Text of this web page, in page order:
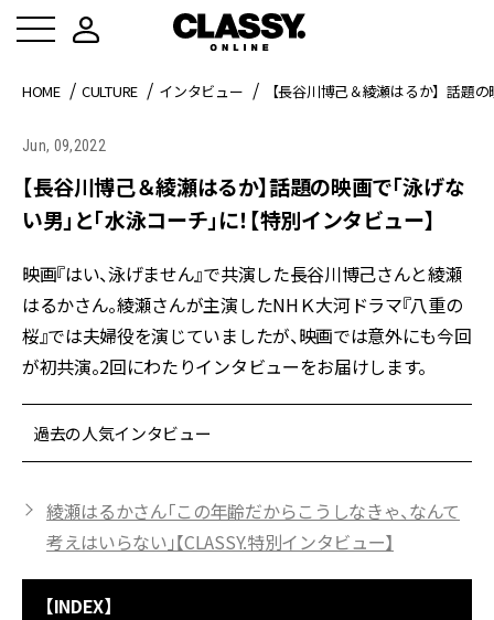
HOME CULTURE インタビュー 【長谷川博己＆綾瀬はるか】話題
Jun, 09,2022
【長谷川博己＆綾瀬はるか】話題の映画で「泳げな
い男」と「水泳コーチ」に！【特別インタビュー】
映画『はい、泳げません』で共演した長谷川博己さんと綾瀬
はるかさん。綾瀬さんが主演したNHＫ大河ドラマ『八重の
桜』では夫婦役を演じていましたが、映画では意外にも今回
が初共演。2回にわたりインタビューをお届けします。
過去の人気インタビュー
綾瀬はるかさん「この年齢だからこうしなきゃ、なんて
考えはいらない」【CLASSY.特別インタビュー】
【INDEX】